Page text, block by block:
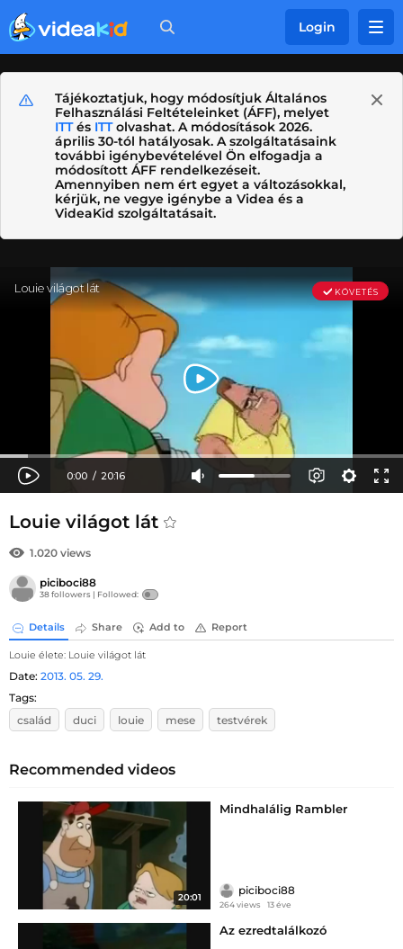
Login
Tájékoztatjuk, hogy módosítjuk Általános
Felhasználási Feltételeinket (ÁFF), melyet
ITTés ITTolvashat. A módosítások 2026.
április 30-tól hatályosak. A szolgáltatásaink
további igénybevételével Ön elfogadja a
módosított ÁFF rendelkezéseit.
Amennyiben nem ért egyet a változásokkal,
kérjük, ne vegye igénybe a Videa és a
VideaKid szolgáltatásait.
Louie világot lát
1.020 views
piciboci88
38 followers | Followed:
Details Share Add to Report
Louie élete: Louie világot lát
Date: 2013. 05. 29.
Tags:
család
duci louie mese testvérek
Recommended videos
20:01
Mindhalálig Rambler
piciboci88
264 views 13 éve
Az ezredtalálkozó